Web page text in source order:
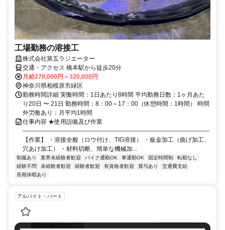
工場勤務の溶接工
株式会社第五ラジエーター
交通・アクセス 橋本駅から徒歩20分
月給270,000円～320,000円
神奈川県相模原市緑区
勤務時間詳細 実働時間：1日あたり8時間 平均勤務日数：1ヶ月あた
り20日 〜 21日 勤務時間：8：00～17：00（休憩時間：1時間） 時間
外労働あり：月平均1時間
仕事内容 ★使用設備及び作業
―――――――――――――――――――――――――――――――
【作業】 ・溶接全般（ロウ付け、TIG溶接） ・板金加工（曲げ加工、
穴あけ加工） ・材料切断、簡単な機械加...
制服あり 業界未経験者歓迎 バイク通勤OK 車通勤OK 固定時間制
転勤なし
経験不問
未経験者歓迎 経験者歓迎 有資格者歓迎 賞与あり
交通費支給
長期休暇あり
アルバイト・パート